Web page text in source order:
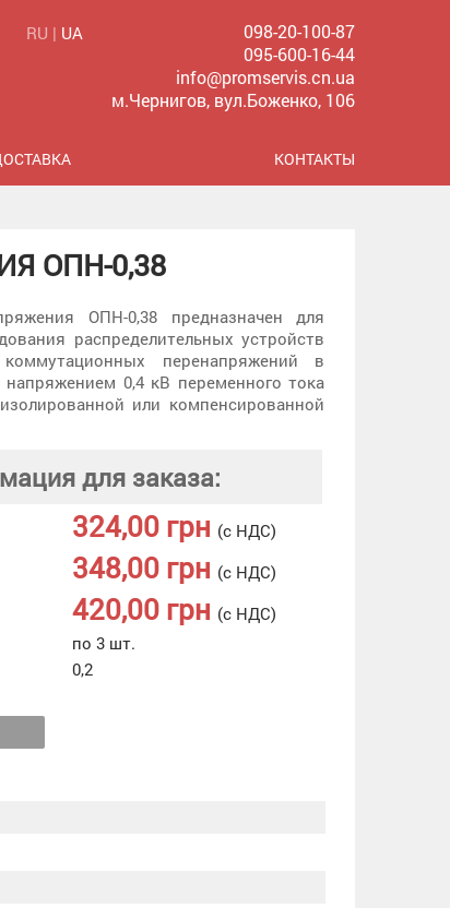
RU | UA
098-20-100-87
095-600-16-44
info@promservis.cn.ua
м.Чернигов, вул.Боженко, 106
КОНТАКТЫ
ОПН-0,38
ОПН-0,38 предназначен для
распределительных устройств
перенапряжений в
напряжением 0,4 кВ переменного тока
или компенсированной
для заказа:
324,00 грн (с НДС)
348,00 грн (с НДС)
420,00 грн (с НДС)
по 3 шт.
0,2